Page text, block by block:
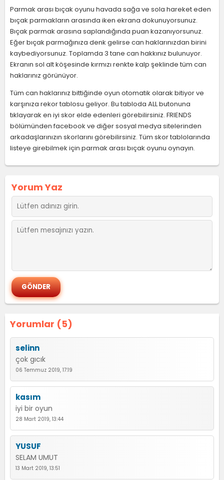
Parmak arası bıçak oyunu havada sağa ve sola hareket eden
bıçak parmakların arasında iken ekrana dokunuyorsunuz.
Bıçak parmak arasına saplandığında puan kazanıyorsunuz.
Eğer bıçak parmağınıza denk gelirse can haklarınızdan birini
kaybediyorsunuz. Toplamda 3 tane can hakkınız bulunuyor.
Ekranın sol alt köşesinde kırmızı renkte kalp şeklinde tüm can
haklarınız görünüyor.
Tüm can haklarınız bittiğinde oyun otomatik olarak bitiyor ve
karşınıza rekor tablosu geliyor. Bu tabloda ALL butonuna
tıklayarak en iyi skor elde edenleri görebilirsiniz. FRIENDS
bölümünden facebook ve diğer sosyal medya sitelerinden
arkadaşlarınızın skorlarını görebilirsiniz. Tüm skor tablolarında
listeye girebilmek için parmak arası bıçak oyunu oynayın.
Yorumlar (5)
selinn
çok gıcık
06 Temmuz 2019, 17:19
kasım
iyi bir oyun
28 Mart 2019, 13:44
YUSUF
SELAM UMUT
13 Mart 2019, 13:51
Yorum Yaz